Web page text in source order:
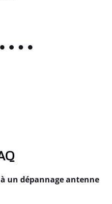
un dépannage antenne